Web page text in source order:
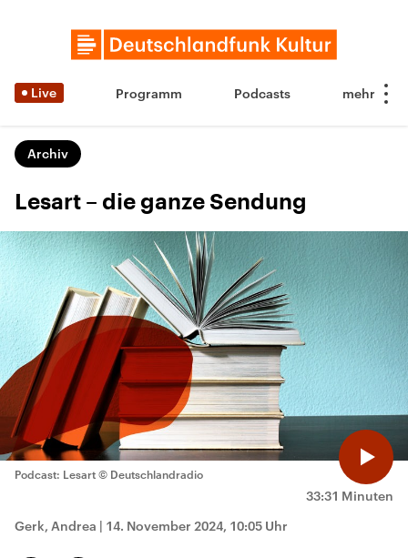
Live Programm Podcasts
Archiv
Lesart – die ganze Sendung
33:31 Minuten
Podcast: Lesart © Deutschlandradio
Gerk, Andrea | 14. November 2024, 10:05 Uhr